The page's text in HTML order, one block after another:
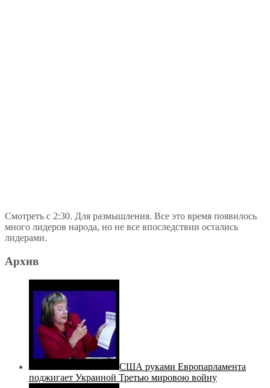
Смотреть с 2:30. Для размышления. Все это время появилось
много лидеров народа, но не все впоследствии остались
лидерами.
Архив
США руками Европарламента
поджигает Украиной Третью мировою войну